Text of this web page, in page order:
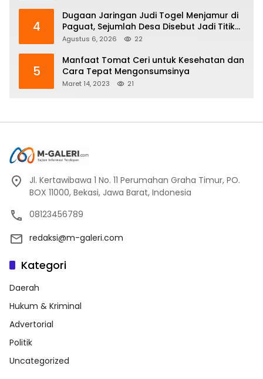
4
Dugaan Jaringan Judi Togel Menjamur di
Paguat, Sejumlah Desa Disebut Jadi Titik
Operasi
Agustus 6, 2026 22
5
Manfaat Tomat Ceri untuk Kesehatan dan
Cara Tepat Mengonsumsinya
Maret 14, 2023 21
Jl. Kertawibawa 1 No. 11 Perumahan Graha Timur, PO.
BOX 11000, Bekasi, Jawa Barat, Indonesia
08123456789
redaksi@m-galeri.com
Kategori
Daerah
Hukum & Kriminal
Advertorial
Politik
Uncategorized